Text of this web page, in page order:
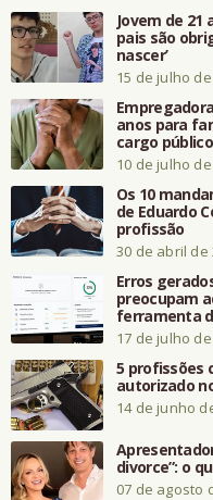
Jovem de 21
pais são
nascer’
15 de julho
anos para
cargo
10 de julho
Os 10
de Eduardo
profissão
30 de abril de
Erros
preocupam
ferramenta
17 de julho
5 profissões
autorizado
14 de junho
divorce”: o
07 de agosto